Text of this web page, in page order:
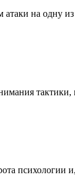
атаки на одну
психологии